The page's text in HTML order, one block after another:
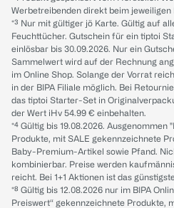
Werbetreibenden direkt beim jeweiligen
*³ Nur mit gültiger jö Karte. Gültig auf
Feuchttücher. Gutschein für ein tiptoi
einlösbar bis 30.09.2026. Nur ein
Sammelwert wird auf der Rechnung
im Online Shop. Solange der Vorrat
in der BIPA Filiale möglich. Bei
das tiptoi Starter-Set in
der Wert iHv 54.99 € einbehalten.
*⁴ Gültig bis 19.08.2026.
Produkte, mit SALE gekennzeichnete
Baby-Premium-Artikel sowie Pfand.
kombinierbar. Preise werden
reicht. Bei 1+1 Aktionen ist das
*⁸ Gültig bis 12.08.2026 nur im BIPA
Preiswert“ gekennzeichnete Produkte,